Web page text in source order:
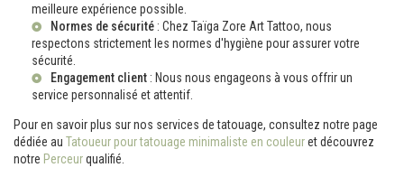
meilleure expérience possible.
Normes de sécurité : Chez Taïga Zore Art Tattoo, nous
respectons strictement les normes d'hygiène pour assurer votre
sécurité.
Engagement client : Nous nous engageons à vous offrir un
service personnalisé et attentif.
Pour en savoir plus sur nos services de tatouage, consultez notre page
dédiée au Tatoueur pour tatouage minimaliste en couleuret découvrez
notre Perceurqualifié.